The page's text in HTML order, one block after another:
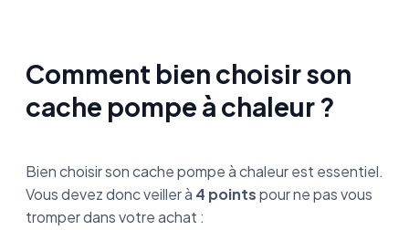
Comment bien choisir son
cache pompe à chaleur ?
Bien choisir son cache pompe à chaleur est essentiel.
Vous devez donc veiller à 4 pointspour ne pas vous
tromper dans votre achat :